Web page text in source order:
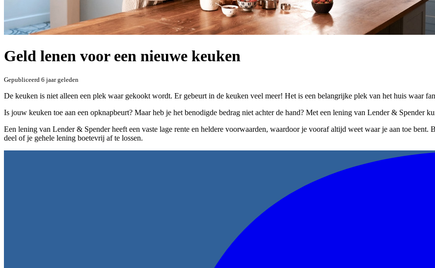
Geld lenen voor een nieuwe keuken
Gepubliceerd 6 jaar geleden
De keuken is niet alleen een plek waar gekookt wordt. Er gebeurt in de keuken veel meer! Het is een belangrijke plek van het huis waar
Is jouw keuken toe aan een opknapbeurt? Maar heb je het benodigde bedrag niet achter de hand? Met een lening van Lender & Spender
Een lening van Lender & Spender heeft een vaste lage rente en heldere voorwaarden, waardoor je vooraf altijd weet waar je aan toe
deel of je gehele lening boetevrij af te lossen.